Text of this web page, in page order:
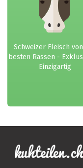
Schweizer Fleisch
besten Rassen -
Einzigartig